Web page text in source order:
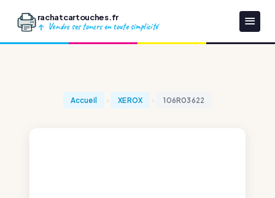
rachatcartouches.fr
Vendre ses toners en toute simplicité
Accueil XEROX 106R03622